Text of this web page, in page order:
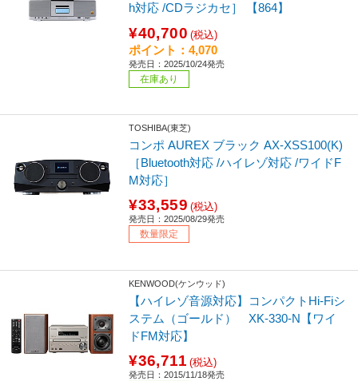
h対応 /CDラジカセ］ 【864】
¥40,700 (税込)
ポイント：4,070
発売日：2025/10/24発売
在庫あり
TOSHIBA(東芝)
コンポ AUREX ブラック AX-XSS100(K)
［Bluetooth対応 /ハイレゾ対応 /ワイドF
M対応］
¥33,559 (税込)
発売日：2025/08/29発売
数量限定
KENWOOD(ケンウッド)
【ハイレゾ音源対応】コンパクトHi-Fiシ
ステム（ゴールド） XK-330-N【ワイ
ドFM対応】
¥36,711 (税込)
発売日：2015/11/18発売